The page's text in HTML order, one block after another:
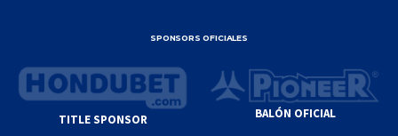
SPONSORS OFICIALES
TITLE SPONSOR BALÓN OFICIAL